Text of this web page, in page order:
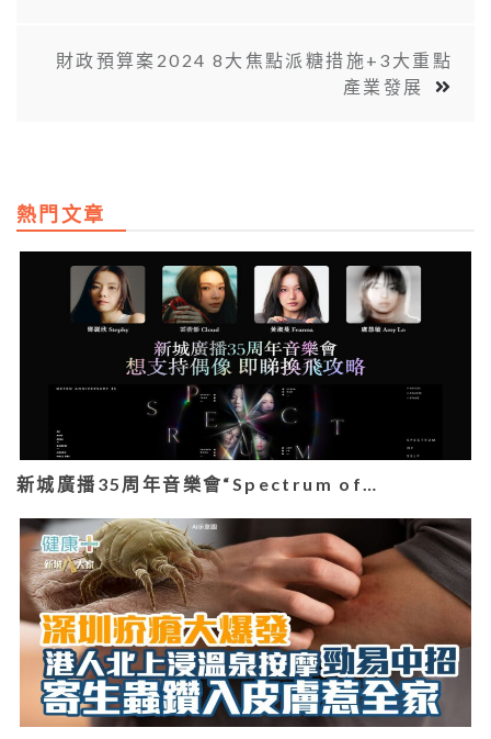
財政預算案2024 8大焦點派糖措施+3大重點
產業發展
熱門文章
新城廣播35周年音樂會“Spectrum of…